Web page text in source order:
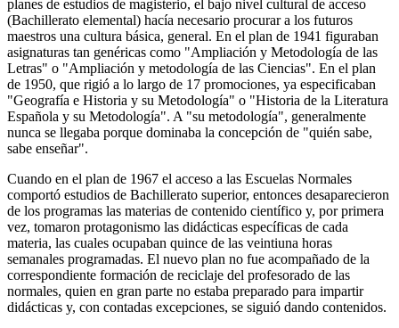
planes de estudios de magisterio, el bajo nivel cultural de acceso
(Bachillerato elemental) hacía necesario procurar a los futuros
maestros una cultura básica, general. En el plan de 1941 figuraban
asignaturas tan genéricas como "Ampliación y Metodología de las
Letras" o "Ampliación y metodología de las Ciencias". En el plan
de 1950, que rigió a lo largo de 17 promociones, ya especificaban
"Geografía e Historia y su Metodología" o "Historia de la Literatura
Española y su Metodología". A "su metodología", generalmente
nunca se llegaba porque dominaba la concepción de "quién sabe,
sabe enseñar".
Cuando en el plan de 1967 el acceso a las Escuelas Normales
comportó estudios de Bachillerato superior, entonces desaparecieron
de los programas las materias de contenido científico y, por primera
vez, tomaron protagonismo las didácticas específicas de cada
materia, las cuales ocupaban quince de las veintiuna horas
semanales programadas. El nuevo plan no fue acompañado de la
correspondiente formación de reciclaje del profesorado de las
normales, quien en gran parte no estaba preparado para impartir
didácticas y, con contadas excepciones, se siguió dando contenidos.